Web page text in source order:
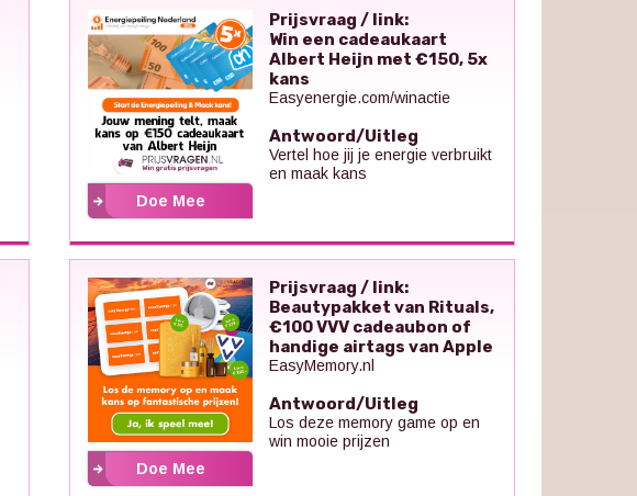
Doe Mee
Prijsvraag / link:
Win een cadeaukaart
Albert Heijn met €150, 5x
kans
Easyenergie.com/winactie
Antwoord/Uitleg
Vertel hoe jij je energie verbruikt
en maak kans
Doe Mee
Prijsvraag / link:
Beautypakket van Rituals,
€100 VVV cadeaubon of
handige airtags van Apple
EasyMemory.nl
Antwoord/Uitleg
Los deze memory game op en
win mooie prijzen